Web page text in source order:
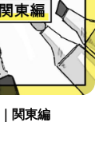
関東編